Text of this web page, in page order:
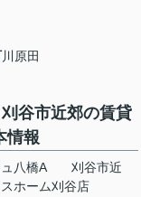
川原田
谷市近郊の賃貸
情報
ュ八橋A 刈谷市近
ホーム刈谷店